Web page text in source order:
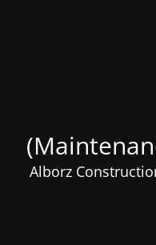
Alborz